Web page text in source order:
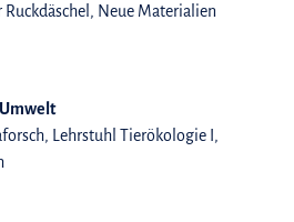
Neue Materialien
Lehrstuhl Tierökologie I,